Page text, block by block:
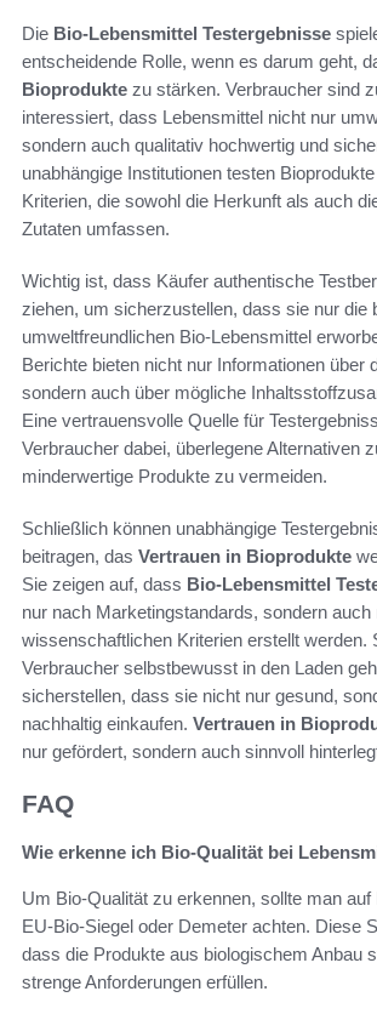
Die Bio-Lebensmittel Testergebnisse
entscheidende Rolle, wenn es darum geht,
Bioprodukte zu stärken. Verbraucher sind
interessiert, dass Lebensmittel nicht nur
sondern auch qualitativ hochwertig und
unabhängige Institutionen testen
Kriterien, die sowohl die Herkunft als auch
Zutaten umfassen.
Wichtig ist, dass Käufer authentische
ziehen, um sicherzustellen, dass sie nur die
umweltfreundlichen Bio-Lebensmittel
Berichte bieten nicht nur Informationen über
sondern auch über mögliche
Eine vertrauensvolle Quelle für
Verbraucher dabei, überlegene Alternativen
minderwertige Produkte zu vermeiden.
Schließlich können unabhängige
beitragen, das Vertrauen in Bioprodukte
Sie zeigen auf, dass Bio-Lebensmittel
nur nach Marketingstandards, sondern auch
wissenschaftlichen Kriterien erstellt werden.
Verbraucher selbstbewusst in den Laden
sicherstellen, dass sie nicht nur gesund,
nachhaltig einkaufen. Vertrauen in
nur gefördert, sondern auch sinnvoll
FAQ
Wie erkenne ich Bio-Qualität bei
Um Bio-Qualität zu erkennen, sollte man auf
EU-Bio-Siegel oder Demeter achten. Diese
dass die Produkte aus biologischem Anbau
strenge Anforderungen erfüllen.